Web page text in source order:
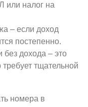
или налог на
– если доход
постепенно.
без дохода – это
требует тщательной
номера в